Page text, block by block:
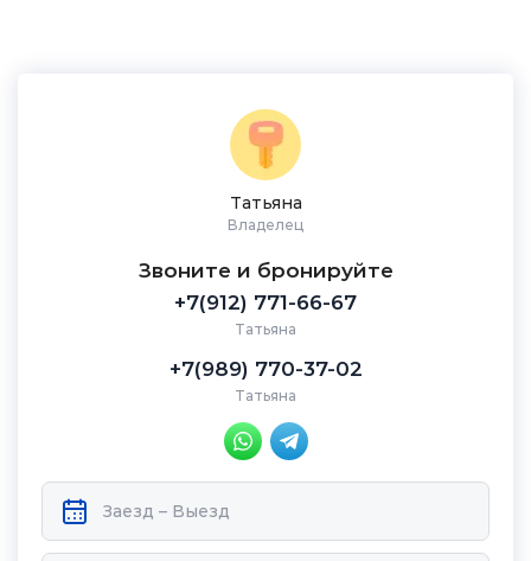
Татьяна
Владелец
Звоните и бронируйте
+7(912) 771-66-67
Татьяна
+7(989) 770-37-02
Татьяна